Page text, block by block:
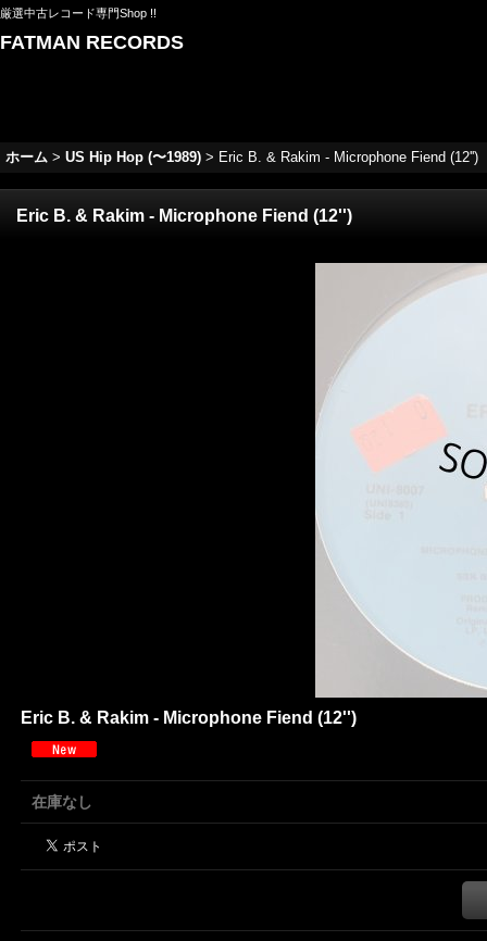
厳選中古レコード専門Shop !!
FATMAN RECORDS
ホーム > US Hip Hop (〜1989) > Eric B. & Rakim - Microphone Fiend (12'')
Eric B. & Rakim - Microphone Fiend (12'')
Eric B. & Rakim - Microphone Fiend (12'')
在庫なし